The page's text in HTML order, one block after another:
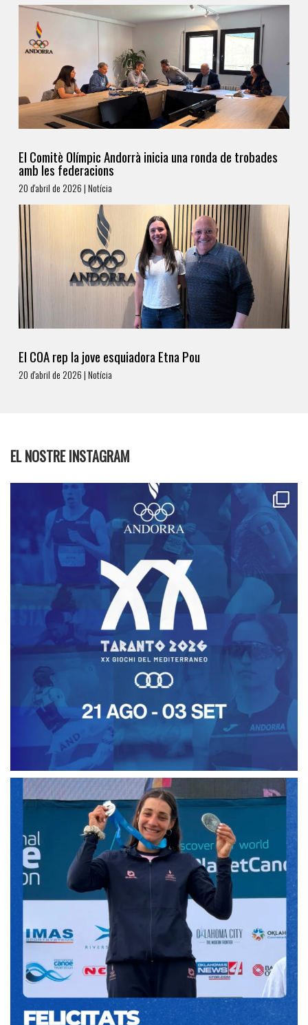
El Comitè Olímpic Andorrà inicia una ronda de trobades
amb les federacions
20 d'abril de 2026 | Notícia
El COA rep la jove esquiadora Etna Pou
20 d'abril de 2026 | Notícia
EL NOSTRE INSTAGRAM